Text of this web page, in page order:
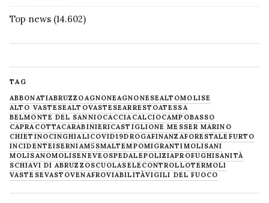
Top news (14.602)
TAG
ABBONATIABRUZZOAGNONEAGNONESEALTOMOLISE
ALTO VASTESEALTOVASTESEARRESTOATESSA
BELMONTE DEL SANNIOCACCIACALCIOCAMPOBASSO
CAPRACOTTACARABINIERICASTIGLIONE MESSER MARINO
CHIETINOCINGHIALICOVID19DROGAFINANZAFORESTALE FURTO
INCIDENTEISERNIAM5SMALTEMPOMIGRANTIMOLISANI
MOLISANOMOLISENEVE OSPEDALEPOLIZIAPROFUGHISANITÀ
SCHIAVI DI ABRUZZOSCUOLASELECONTROLLOTERMOLI
VASTESEVASTOVENAFROVIABILITÀVIGILI DEL FUOCO